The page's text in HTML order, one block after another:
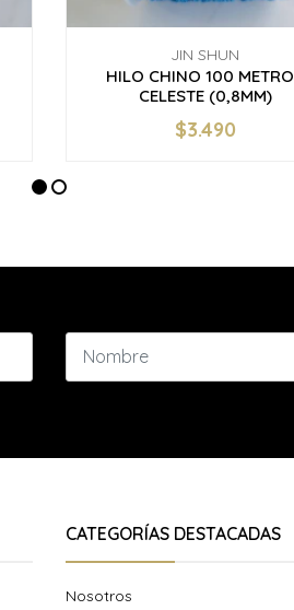
JIN SHUN
HILO CHINO 100
CELESTE (0,8MM)
+
$3.490
CATEGORÍAS DESTACADAS
Nosotros